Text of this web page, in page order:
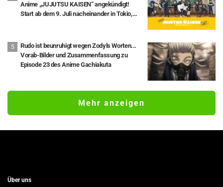
Anime „JUJUTSU KAISEN“ angekündigt!
Start ab dem 9. Juli nacheinander in Tokio,
Rudo ist beunruhigt wegen Zodyls Worten...
Vorab-Bilder und Zusammenfassung zu
Episode 23 des Anime Gachiakuta
Mehr anzeigen
Über uns